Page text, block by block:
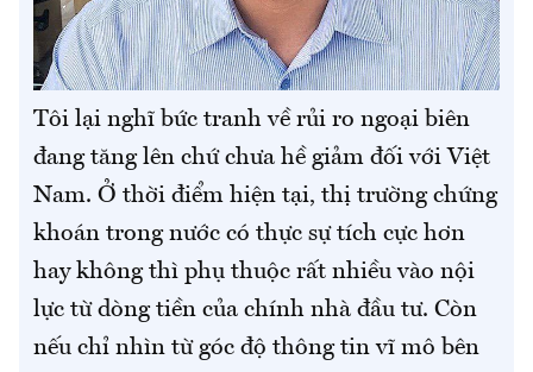
Tôi lại nghĩ bức tranh về rủi ro ngoại biên
đang tăng lên chứ chưa hề giảm đối với Việt
Nam. Ở thời điểm hiện tại, thị trường chứng
khoán trong nước có thực sự tích cực hơn
hay không thì phụ thuộc rất nhiều vào nội
lực từ dòng tiền của chính nhà đầu tư. Còn
nếu chỉ nhìn từ góc độ thông tin vĩ mô bên